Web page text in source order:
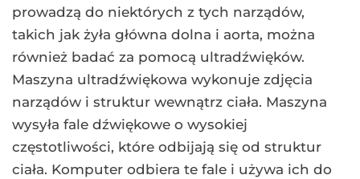
prowadzą do niektórych z tych narządów,
takich jak żyła główna dolna i aorta, można
również badać za pomocą ultradźwięków.
Maszyna ultradźwiękowa wykonuje zdjęcia
narządów i struktur wewnątrz ciała. Maszyna
wysyła fale dźwiękowe o wysokiej
częstotliwości, które odbijają się od struktur
ciała. Komputer odbiera te fale i używa ich do